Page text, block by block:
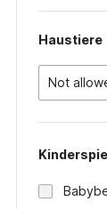
Haustiere
Not